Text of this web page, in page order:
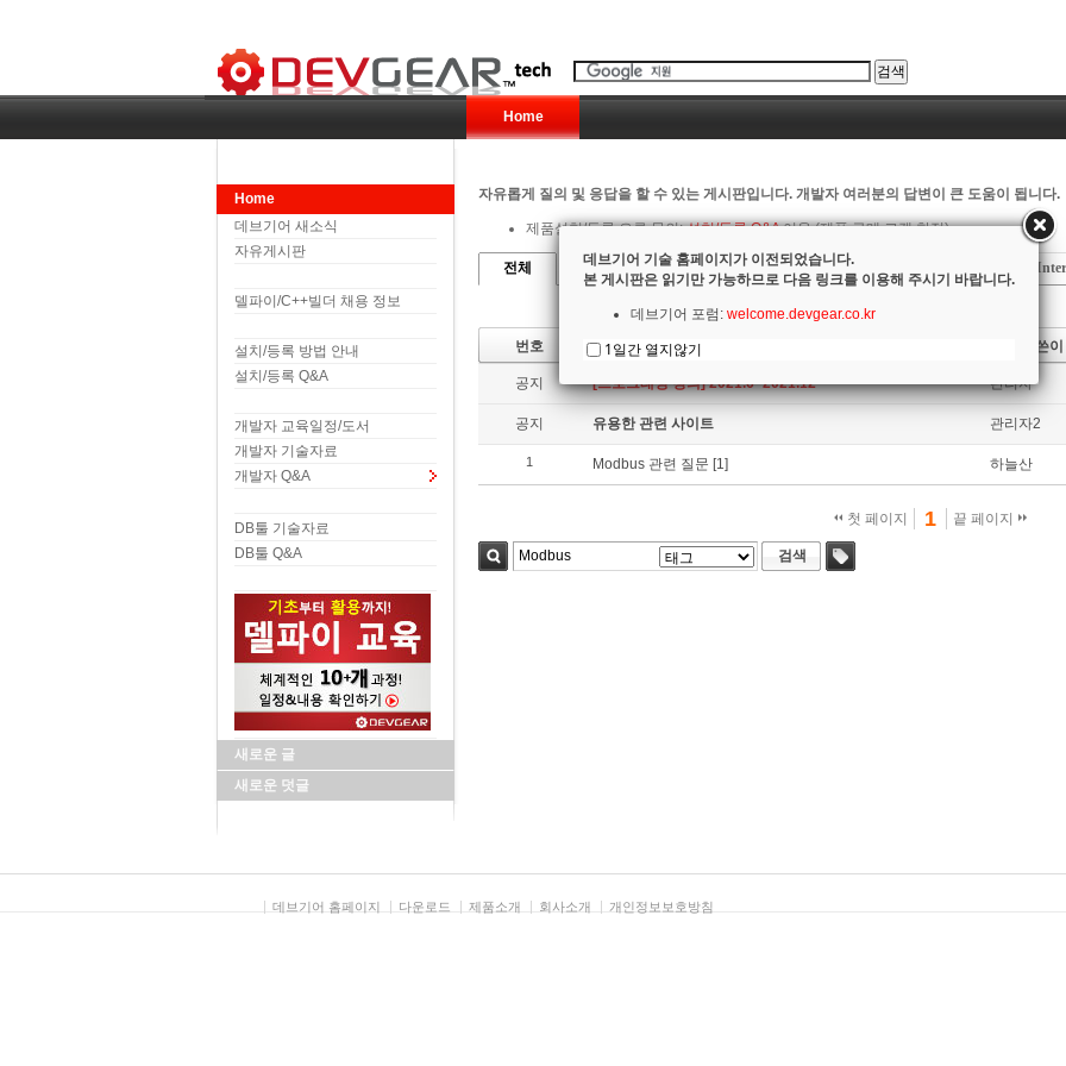
Home
Home
데브기어 새소식
자유게시판
델파이/C++빌더 채용 정보
설치/등록 방법 안내
설치/등록 Q&A
개발자 교육일정/도서
개발자 기술자료
개발자 Q&A
DB툴 기술자료
DB툴 Q&A
새로운 글
새로운 덧글
자유롭게 질의 및 응답을 할 수 있는 게시판입니다. 개발자 여러분의 답변이 큰 도움이 됩니다.
제품설치/등록 오류 문의:설치/등록 Q&A이용 (제품 구매 고객 한정)
전체 Delphi C++ Builder RadPHP
번호 글쓴이
공지 [프로그래밍 강의] 2021.6~2021.12 관리자
공지 유용한 관련 사이트 관리자2
1 Modbus 관련 질문 [1] 하늘산
첫 페이지 1 끝 페이지
검색
데브기어 홈페이지 다운로드 제품소개 회사소개 개인정보보호방침
데브기어 기술 홈페이지가 이전되었습니다.
본 게시판은 읽기만 가능하므로 다음 링크를 이용해 주시기 바랍니다.
데브기어 포럼: welcome.devgear.co.kr
1일간 열지않기